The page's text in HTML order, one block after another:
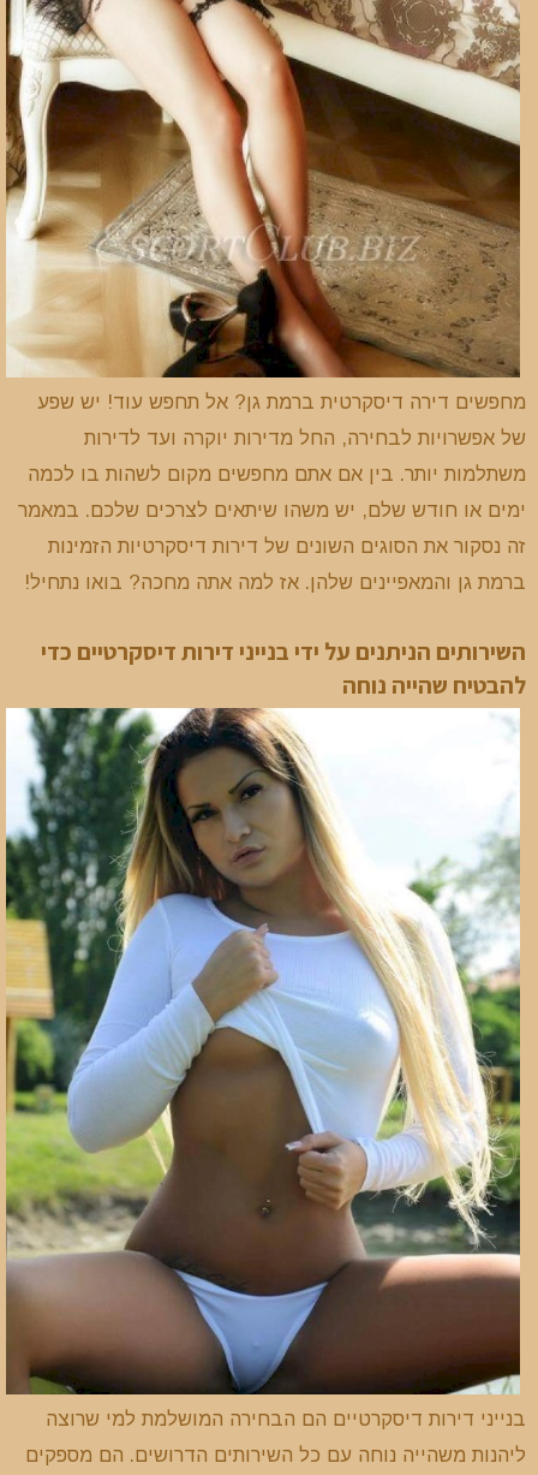
מחפשים דירה דיסקרטית ברמת גן? אל תחפש עוד! יש שפע
של אפשרויות לבחירה, החל מדירות יוקרה ועד לדירות
משתלמות יותר. בין אם אתם מחפשים מקום לשהות בו לכמה
ימים או חודש שלם, יש משהו שיתאים לצרכים שלכם. במאמר
זה נסקור את הסוגים השונים של דירות דיסקרטיות הזמינות
ברמת גן והמאפיינים שלהן. אז למה אתה מחכה? בואו נתחיל!
השירותים הניתנים על ידי בנייני דירות דיסקרטיים כדי
להבטיח שהייה נוחה
בנייני דירות דיסקרטיים הם הבחירה המושלמת למי שרוצה
ליהנות משהייה נוחה עם כל השירותים הדרושים. הם מספקים